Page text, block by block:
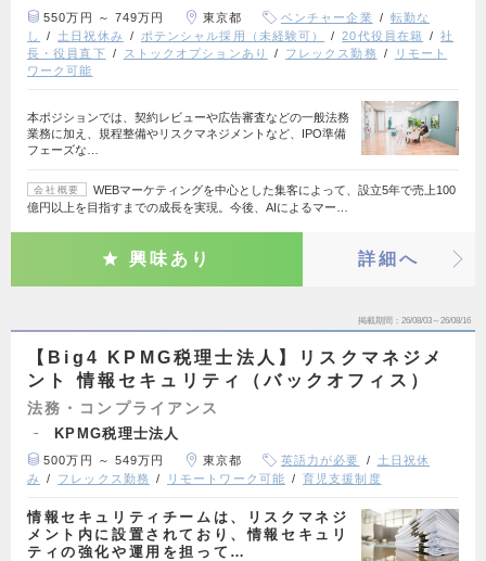
550万円 ～ 749万円 東京都 ベンチャー企業
転勤な
し
土日祝休み ポテンシャル採用（未経験可） 20代役員在籍
社
長・役員直下
ストックオプションあり フレックス勤務
リモート
ワーク可能
本ポジションでは、契約レビューや広告審査などの一般法務
業務に加え、規程整備やリスクマネジメントなど、IPO準備
フェーズな…
会社概要
WEBマーケティングを中心とした集客によって、設立5年で売上100
億円以上を目指すまでの成長を実現。今後、AIによるマー…
興味あり 詳細へ
掲載期間 26/08/03～26/08/16
【Big4 KPMG税理士法人】リスクマネジメ
ント 情報セキュリティ（バックオフィス）
法務・コンプライアンス
KPMG税理士法人
500万円 ～ 549万円 東京都 英語力が必要
土日祝休
み
フレックス勤務 リモートワーク可能 育児支援制度
情報セキュリティチームは、リスクマネジ
メント内に設置されており、情報セキュリ
ティの強化や運用を担って…